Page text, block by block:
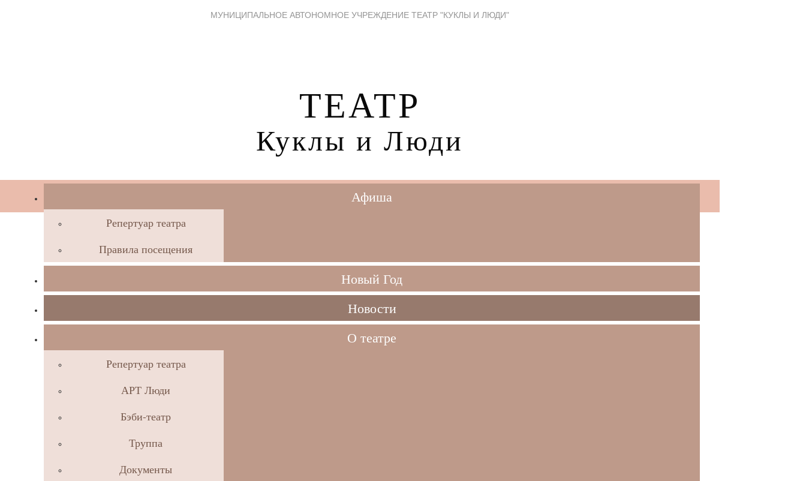
МУНИЦИПАЛЬНОЕ АВТОНОМНОЕ УЧРЕЖДЕНИЕ ТЕАТР "КУКЛЫ И ЛЮДИ"
ТЕАТР
Куклы и Люди
Афиша
Репертуар театра
Правила посещения
Новый Год
Новости
О театре
Репертуар театра
АРТ Люди
Бэби-театр
Труппа
Документы